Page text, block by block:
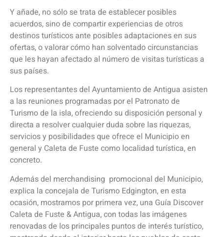
Y añade, no sólo se trata de establecer posibles
acuerdos, sino de compartir experiencias de otros
destinos turísticos ante posibles adaptaciones en sus
ofertas, o valorar cómo han solventado circunstancias
que les hayan afectado al número de visitas turísticas a
sus países.
Los representantes del Ayuntamiento de Antigua asisten
a las reuniones programadas por el Patronato de
Turismo de la isla, ofreciendo su disposición personal y
directa a resolver cualquier duda sobre las riquezas,
servicios y posibilidades que ofrece el Municipio en
general y Caleta de Fuste como localidad turística, en
concreto.
Además del merchandising promocional del Municipio,
explica la concejala de Turismo Edgington, en esta
ocasión, mostramos por primera vez, una Guía Discover
Caleta de Fuste & Antigua, con todas las imágenes
renovadas de los principales puntos de interés turístico,